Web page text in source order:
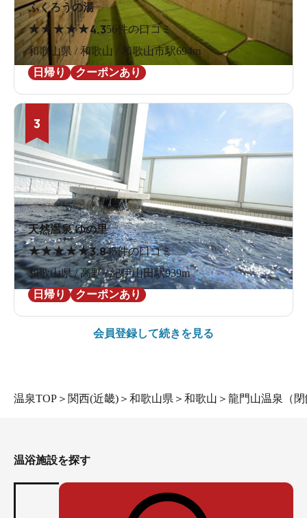
ふくろうの湯
★★★★★4.356件の口コミ
和歌山県 / 和歌山 / 和歌山市駅694m
日帰り
クーポンあり
3
天然温泉 ゆの里
★★★★★3.845件の口コミ
和歌山県 / 高野 / 紀伊山田駅939m
日帰り
クーポンあり
会員登録して続きを見る
温泉TOP ＞ 関西(近畿) ＞ 和歌山県 ＞ 和歌山 ＞ 龍門山温泉（
温浴施設を探す